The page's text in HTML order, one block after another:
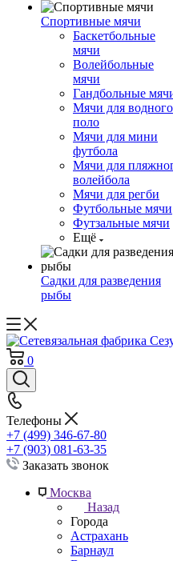
Спортивные мячи
Баскетбольные
мячи
Волейбольные
мячи
Гандбольные
Мячи для водного
поло
Мячи для мини
футбола
Мячи для
волейбола
Мячи для регби
Футбольные мячи
Футзальные мячи
Ещё
Садки для разведения
рыбы
0
Телефоны
+7 (499) 346-67-80
+7 (903) 081-63-35
Заказать звонок
Москва
Назад
Города
Астрахань
Барнаул